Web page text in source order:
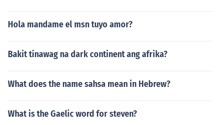
Hola mandame el msn tuyo amor?
Bakit tinawag na dark continent ang afrika?
What does the name sahsa mean in Hebrew?
What is the Gaelic word for steven?